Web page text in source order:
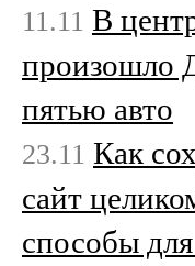
11.11 В
произошло
пятью авто
23.11 Как
сайт
способы